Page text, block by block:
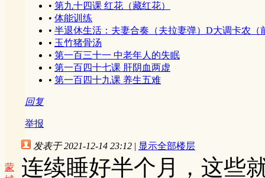
• 第九十四课 红花（藏红花）
• 体能训练
• 半退休生活：夫妻合奏（夫拉妻弹）D大调卡农（
• 玉竹猪骨汤
• 第一百三十一 中老年人的失眠
• 第一百四十七课 肝阴血两虚
• 第一百四十九课 养生五难
回复
举报
蒙
发表于 2021-12-14 23:12 | 显示全部楼层
连续睡好半个月，这些